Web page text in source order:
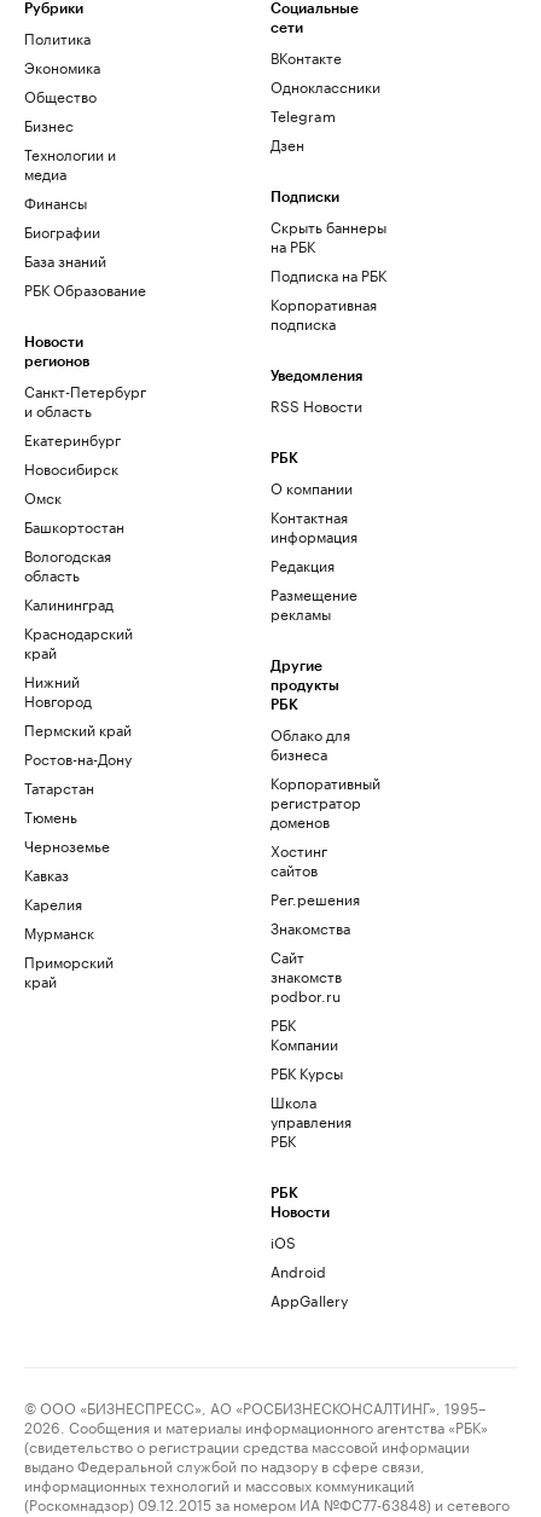
Рубрики
Политика
Экономика
Общество
Бизнес
Технологии и
медиа
Финансы
Биографии
База знаний
РБК Образование
Новости
регионов
Санкт-Петербург
и область
Екатеринбург
Новосибирск
Омск
Башкортостан
Вологодская
область
Калининград
Краснодарский
край
Нижний
Новгород
Пермский край
Ростов-на-Дону
Татарстан
Тюмень
Черноземье
Кавказ
Карелия
Мурманск
Приморский
край
Социальные
сети
ВКонтакте
Одноклассники
Telegram
Дзен
Подписки
Скрыть баннеры
на РБК
Подписка на РБК
Корпоративная
подписка
Уведомления
RSS Новости
РБК
О компании
Контактная
информация
Редакция
Размещение
рекламы
Другие
продукты
РБК
Облако для
бизнеса
Корпоративный
регистратор
доменов
Хостинг
сайтов
Рег.решения
Знакомства
Сайт
знакомств
podbor.ru
РБК
Компании
РБК Курсы
Школа
управления
РБК
РБК
Новости
iOS
Android
AppGallery
© ООО «БИЗНЕСПРЕСС», АО «РОСБИЗНЕСКОНСАЛТИНГ», 1995–
2026. Сообщения и материалы информационного агентства «РБК»
(свидетельство о регистрации средства массовой информации
выдано Федеральной службой по надзору в сфере связи,
информационных технологий и массовых коммуникаций
(Роскомнадзор) 09.12.2015 за номером ИА №ФС77-63848) и сетевого